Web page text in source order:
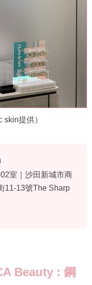
skin提供）
室｜沙田新城市商
11-13號The Sharp
Beauty : 鋼